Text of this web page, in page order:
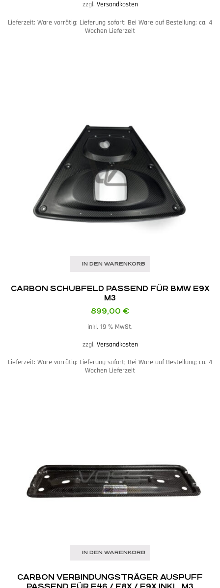
zzgl. Versandkosten
Lieferzeit: Ware vorrätig: Lieferung sofort; Bei Ware auf Bestellung; ca. 4
Wochen Lieferzeit
IN DEN WARENKORB
CARBON SCHUBFELD PASSEND FÜR BMW E9X
M3
899,00 €
inkl. 19 % MwSt.
zzgl. Versandkosten
Lieferzeit: Ware vorrätig: Lieferung sofort; Bei Ware auf Bestellung; ca. 4
Wochen Lieferzeit
IN DEN WARENKORB
CARBON VERBINDUNGSTRÄGER AUSPUFF
PASSEND FÜR E46 / E8X / E9X INKL. M3